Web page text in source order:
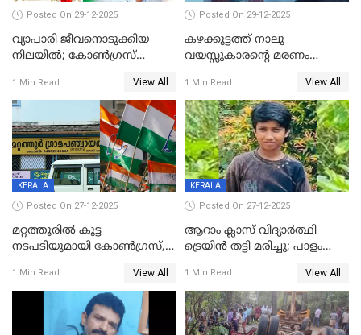
Posted On 29-12-2025
വ്യാപാരി ജീവനൊടുക്കിയ
നിലയില്‍; കോണ്‍ഗ്രസ്
മാനസികപീഡനമെന്ന് കുറിപ്പ്
1 Min Read View All
Posted On 29-12-2025
കഴക്കൂട്ടത്ത് നാലു
വയസ്സുകാരന്റെ മരണം
സുഹൃത്തും പൊലീസ്
കസ്റ്റഡിയിൽ
1 Min Read View All
KERALA
Posted On 27-12-2025
മറ്റത്തൂരിൽ കൂട്ട
നടപടിയുമായി കോണ്‍ഗ്രസ്,
എട്ട് പേര്‍ ഉള്‍പ്പെടെ
പത്തുപേരെ പുറത്താക്കി,
ചൊവ്വന്നൂരിലും നടപടി
1 Min Read View All
KERALA
Posted On 27-12-2025
ആറാം ക്ലാസ് വിദ്യാർത്ഥി
ട്രെയിൻ തട്ടി മരിച്ചു; പാളം
അപകടം മലപ്പുറത്ത്
1 Min Read View All